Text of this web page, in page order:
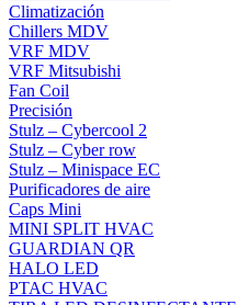
Climatización
Chillers MDV
VRF MDV
VRF Mitsubishi
Fan Coil
Precisión
Stulz – Cybercool 2
Stulz – Cyber row
Stulz – Minispace EC
Purificadores de aire
Caps Mini
MINI SPLIT HVAC
GUARDIAN QR
HALO LED
PTAC HVAC